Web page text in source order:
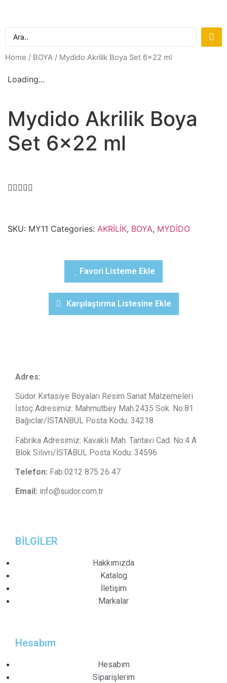
Home / BOYA / Mydido Akrilik Boya Set 6×22 ml
Loading...
Mydido Akrilik Boya
Set 6×22 ml
SKU: MY11 Categories: AKRİLİK, BOYA, MYDİDO
Favori Listeme Ekle
Karşılaştırma Listesine Ekle
Adres:
Südor Kırtasiye Boyaları Resim Sanat Malzemeleri
İstoç Adresimiz: Mahmutbey Mah.2435 Sok. No:81
Bağıclar/İSTANBUL Posta Kodu: 34218
Fabrika Adresimiz: Kavaklı Mah. Tantavi Cad. No:4 A
Blok Silivri/İSTABUL Posta Kodu: 34596
Telefon: Fab:0212 875 26 47
Email: info@sudor.com.tr
BİLGİLER
Hakkımızda
Katalog
İletişim
Markalar
Hesabım
Hesabım
Siparişlerim